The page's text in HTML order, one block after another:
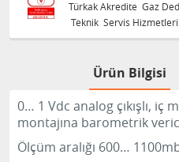
Türkak Akredite Gaz
Teknik Servis Hizmetleri
Ürün Bilgisi
0… 1 Vdc analog çıkışlı, iç
montajına barometrik
Ölçüm aralığı 600…